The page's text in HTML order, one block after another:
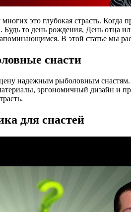
это глубокая страсть.
Будь то день рождения, День
В этой статье мы
снасти
надежным рыболовным
эргономичный дизайн и
для снастей